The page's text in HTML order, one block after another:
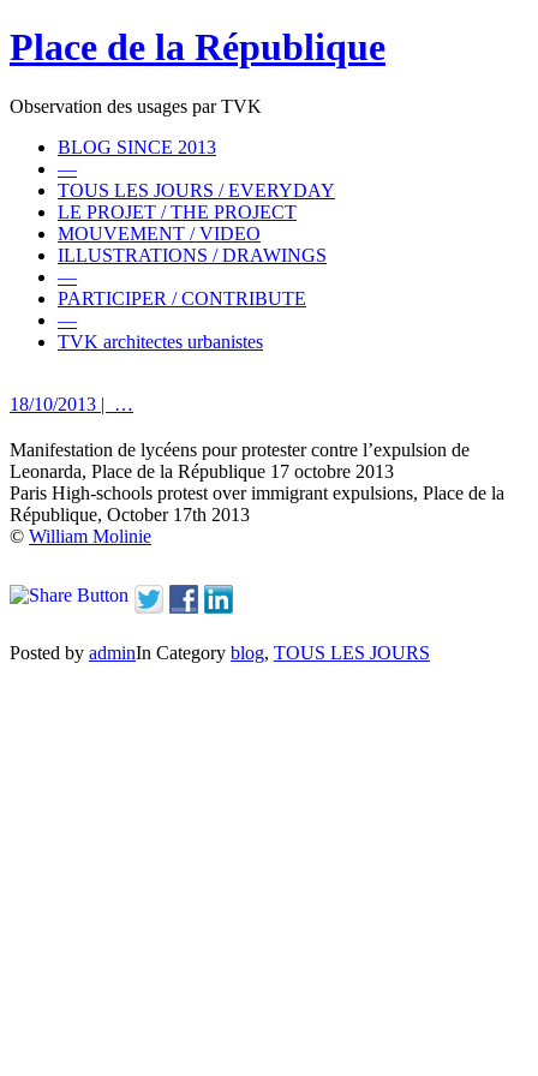
Place de la République
Observation des usages par TVK
BLOG SINCE 2013
—
TOUS LES JOURS / EVERYDAY
LE PROJET / THE PROJECT
MOUVEMENT / VIDEO
ILLUSTRATIONS / DRAWINGS
—
PARTICIPER / CONTRIBUTE
—
TVK architectes urbanistes
18/10/2013 | …
Manifestation de lycéens pour protester contre l’expulsion de
Leonarda, Place de la République 17 octobre 2013
Paris High-schools protest over immigrant expulsions, Place de la
République, October 17th 2013
© William Molinie
Posted by adminIn Category blog, TOUS LES JOURS